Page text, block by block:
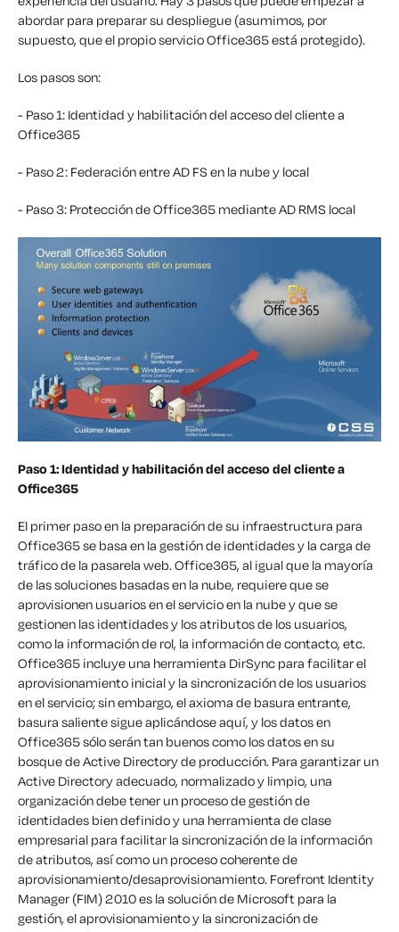
abordar para preparar su despliegue (asumimos, por
supuesto, que el propio servicio Office365 está protegido).
Los pasos son:
- Paso 1: Identidad y habilitación del acceso del cliente a
Office365
- Paso 2: Federación entre AD FS en la nube y local
- Paso 3: Protección de Office365 mediante AD RMS local
Paso 1: Identidad y habilitación del acceso del cliente a
Office365
El primer paso en la preparación de su infraestructura para
Office365 se basa en la gestión de identidades y la carga de
tráfico de la pasarela web. Office365, al igual que la mayoría
de las soluciones basadas en la nube, requiere que se
aprovisionen usuarios en el servicio en la nube y que se
gestionen las identidades y los atributos de los usuarios,
como la información de rol, la información de contacto, etc.
Office365 incluye una herramienta DirSync para facilitar el
aprovisionamiento inicial y la sincronización de los usuarios
en el servicio; sin embargo, el axioma de basura entrante,
basura saliente sigue aplicándose aquí, y los datos en
Office365 sólo serán tan buenos como los datos en su
bosque de Active Directory de producción. Para garantizar un
Active Directory adecuado, normalizado y limpio, una
organización debe tener un proceso de gestión de
identidades bien definido y una herramienta de clase
empresarial para facilitar la sincronización de la información
de atributos, así como un proceso coherente de
aprovisionamiento/desaprovisionamiento. Forefront Identity
Manager (FIM) 2010 es la solución de Microsoft para la
gestión, el aprovisionamiento y la sincronización de